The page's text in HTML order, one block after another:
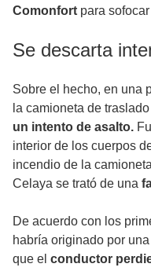
Comonfort para
Se descarta
Sobre el hecho, en una
la camioneta de
un intento de asalto.
interior de los cuerpos
incendio de la
Celaya se trató de una
De acuerdo con los
habría originado por
que el conductor